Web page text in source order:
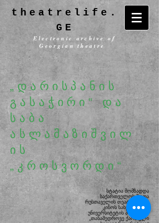
theatrelife.
GE
Electronic archive of
Georgian theatre
„დარისპანის
გასაჭირი“ და
საბა
ასლამაზიშვილ
ის
„კროსვორდი“
სტატია მომზადდა
საქართველოს შოთა
რუსთაველის თეატრისა და
კინოს სახელმწიფო
უნივერსიტეტის პროექტის
„თანამედროვე ქართული